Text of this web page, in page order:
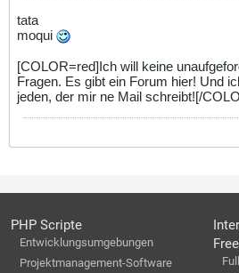
tata
moqui
[COLOR=red]Ich will keine
Fragen. Es gibt ein Forum hier! Und
jeden, der mir ne Mail schreibt![/
PHP Scripte
Entwicklungsumgebungen
Projektmanagement-Software